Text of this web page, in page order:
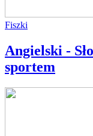
Fiszki
Angielski -
sportem